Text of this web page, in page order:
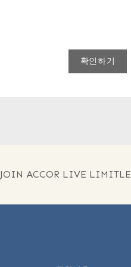
확인하기
JOIN ACCOR LIVE